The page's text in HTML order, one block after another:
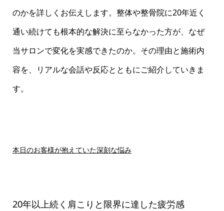
のかを詳しくお伝えします。整体や整骨院に20年近く
通い続けても根本的な解決に至らなかった方が、なぜ
当サロンで変化を実感できたのか。その理由と施術内
容を、リアルな会話や反応とともにご紹介していきま
す。
本日のお客様が抱えていた深刻な悩み
20年以上続く肩こりと限界に達した疲労感